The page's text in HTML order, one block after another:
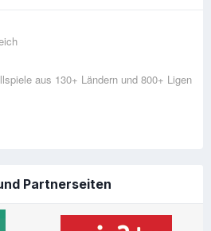
aus 130+ Ländern und 800+ Ligen
Partnerseiten